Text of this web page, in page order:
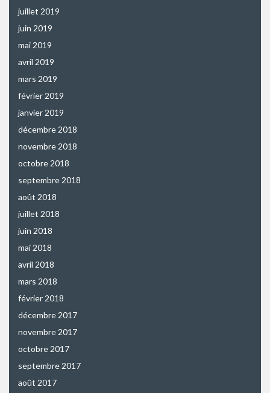
juillet 2019
juin 2019
mai 2019
avril 2019
mars 2019
février 2019
janvier 2019
décembre 2018
novembre 2018
octobre 2018
septembre 2018
août 2018
juillet 2018
juin 2018
mai 2018
avril 2018
mars 2018
février 2018
décembre 2017
novembre 2017
octobre 2017
septembre 2017
août 2017